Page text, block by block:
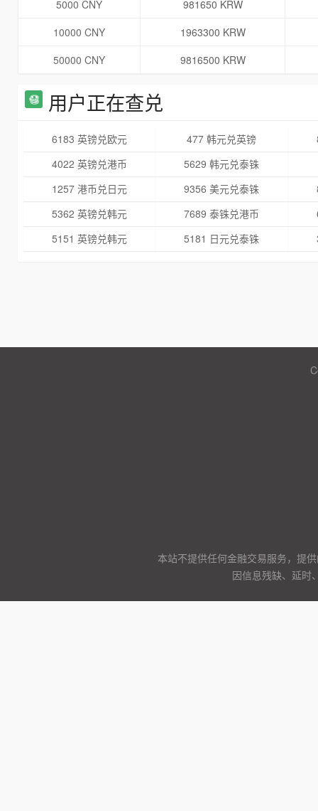
5000 CNY
981650 KRW
10000 CNY
1963300 KRW
50000 CNY
9816500 KRW
用户正在查兑
6183 英镑兑欧元 477 韩元兑英镑
4022 英镑兑港币
5629 韩元兑泰铢
1257 港币兑日元
9356 美元兑泰铢
5362 英镑兑韩元
7689 泰铢兑港币
5151 英镑兑韩元
5181 日元兑泰铢
本站不提供任何金融交易服务，提
因信息残缺、延时